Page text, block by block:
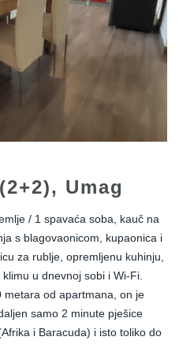
Umag
/ 1 spavaća soba, kauč na
s blagovaonicom, kupaonica i
za rublje, opremljenu kuhinju,
u dnevnoj sobi i Wi-Fi.
metara od apartmana, on je
samo 2 minute pješice
i Baracuda) i isto toliko do